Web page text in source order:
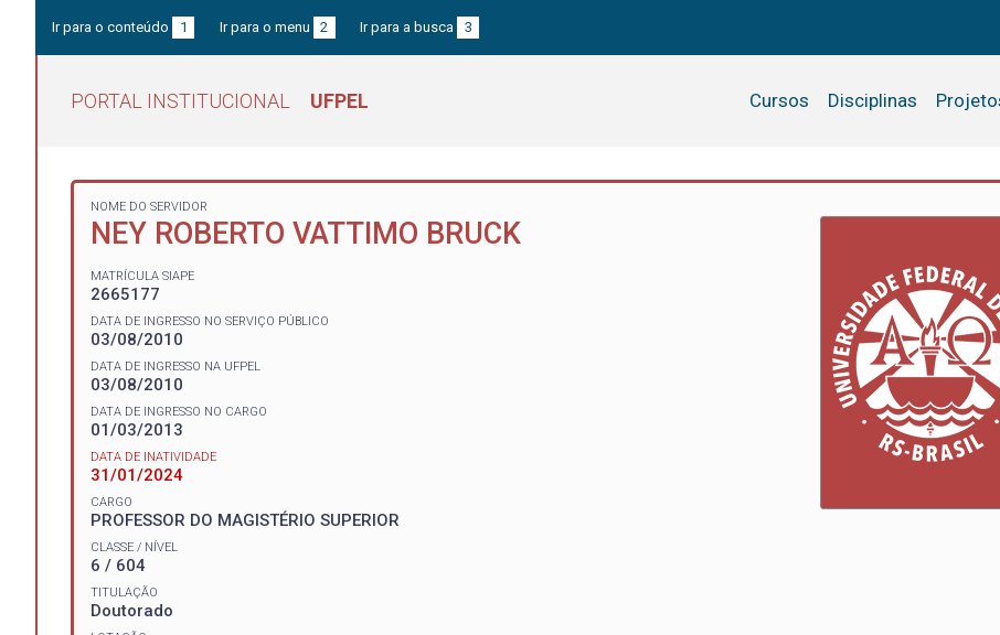
Ir para o conteúdo 1 Ir para o menu 2 Ir para a busca 3
PORTAL INSTITUCIONAL UFPEL Cursos Disciplinas
NOME DO SERVIDOR
NEY ROBERTO VATTIMO BRUCK
MATRÍCULA SIAPE
2665177
DATA DE INGRESSO NO SERVIÇO PÚBLICO
03/08/2010
DATA DE INGRESSO NA UFPEL
03/08/2010
DATA DE INGRESSO NO CARGO
01/03/2013
DATA DE INATIVIDADE
31/01/2024
CARGO
PROFESSOR DO MAGISTÉRIO SUPERIOR
CLASSE / NÍVEL
6 / 604
TITULAÇÃO
Doutorado